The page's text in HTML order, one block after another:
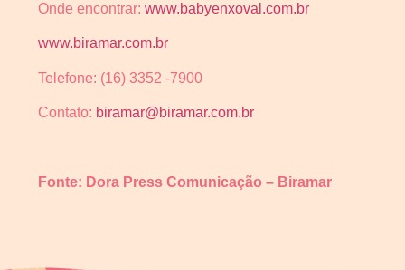
Onde encontrar: www.babyenxoval.com.br
www.biramar.com.br
Telefone: (16) 3352 -7900
Contato: biramar@biramar.com.br
Fonte: Dora Press Comunicação – Biramar